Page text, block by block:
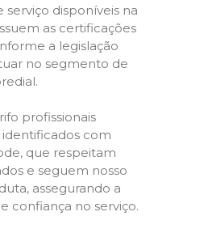
serviço disponíveis na
as certificações
a legislação
no segmento de
profissionais
identificados com
que respeitam
e seguem nosso
assegurando a
confiança no serviço.